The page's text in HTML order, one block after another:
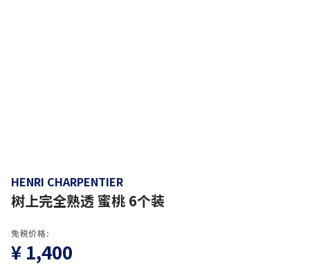
HENRI CHARPENTIER
树上完全熟透 蜜桃 6个装
免税价格:
¥ 1,400